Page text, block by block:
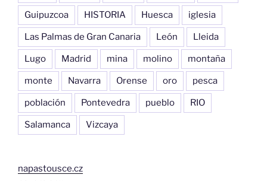
Guipuzcoa HISTORIA Huesca iglesia
Las Palmas de Gran Canaria León Lleida
Lugo Madrid mina molino montaña
monte Navarra Orense oro pesca
población Pontevedra pueblo RIO
Salamanca Vizcaya
napastousce.cz